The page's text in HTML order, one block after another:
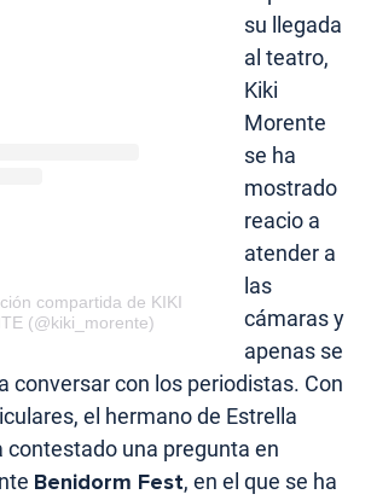
compartida de KIKI
(@kiki_morente)
su llegada
al teatro,
Kiki
Morente
se ha
mostrado
reacio a
atender a
las
cámaras y
apenas se
conversar con los periodistas. Con
el hermano de Estrella
contestado una pregunta en
Benidorm Fest, en el que se ha